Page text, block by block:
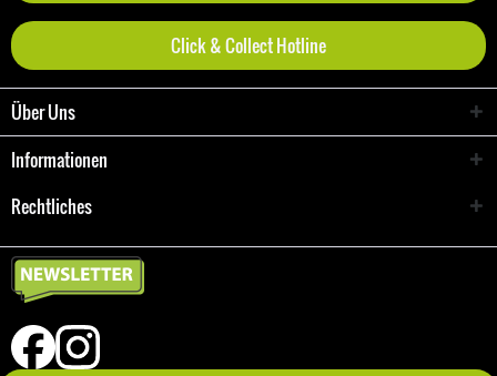
Click & Collect Hotline
Über Uns
Informationen
Rechtliches